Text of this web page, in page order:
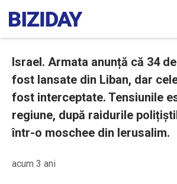
Israel. Armata anunță că 34
fost lansate din Liban, dar
fost interceptate. Tensiunile
regiune, după raidurile
într-o moschee din Ierusalim.
acum 3 ani